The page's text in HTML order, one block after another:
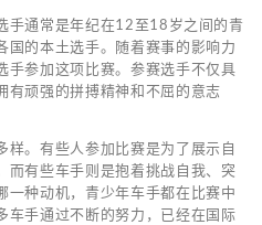
手通常是年纪在12至18岁之间的青
国的本土选手。随着赛事的影响力
手参加这项比赛。参赛选手不仅具
有顽强的拼搏精神和不屈的意志
样。有些人参加比赛是为了展示自
而有些车手则是抱着挑战自我、突
一种动机，青少年车手都在比赛中
车手通过不断的努力，已经在国际